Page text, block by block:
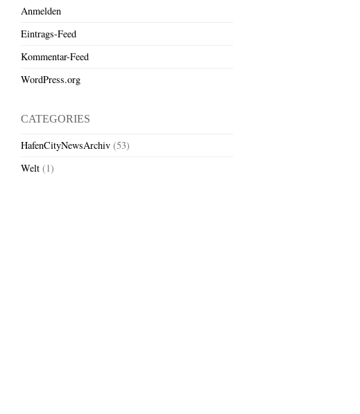
Anmelden
Eintrags-Feed
Kommentar-Feed
WordPress.org
CATEGORIES
HafenCityNewsArchiv (53)
Welt (1)